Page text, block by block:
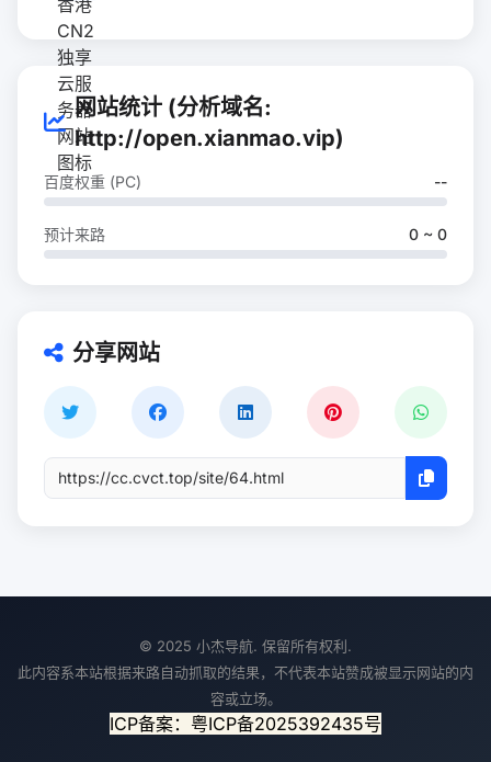
网站统计 (分析域名:
http://open.xianmao.vip)
百度权重 (PC) --
预计来路 0 ~ 0
分享网站
© 2025 小杰导航. 保留所有权利.
此内容系本站根据来路自动抓取的结果，不代表本站赞成被显示网站的内
容或立场。
ICP备案：粤ICP备2025392435号